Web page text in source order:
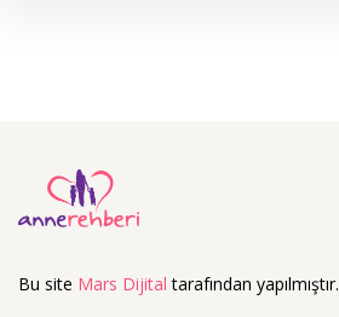
Bu site Mars Dijital tarafından yapılmıştır.